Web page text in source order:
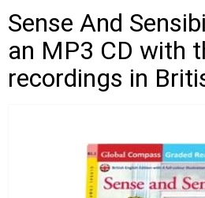
Sense And
an MP3 CD with
recordings in